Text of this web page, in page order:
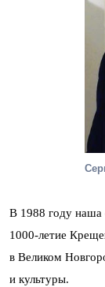
В 1988 году наша
1000-летие
в Великом
и культуры.